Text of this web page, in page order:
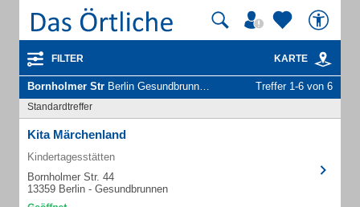
FILTER KARTE
Bornholmer Str Berlin Gesundbrunnen - Unternehmen und Personen Treffer 1-6 von 6
Standardtreffer
Kita Märchenland
Kindertagesstätten
Bornholmer Str. 44
13359 Berlin - Gesundbrunnen